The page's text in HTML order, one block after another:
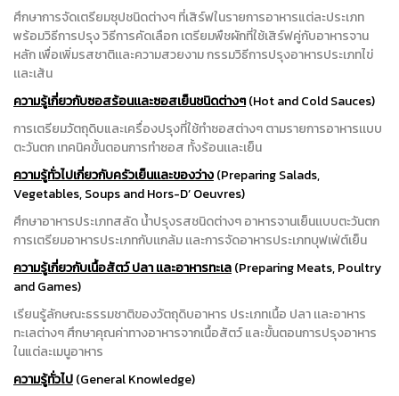
ศึกษาการจัดเตรียมซุปชนิดต่างๆ ที่เสิร์ฟในรายการอาหารแต่ละประเภท
พร้อมวิธีการปรุง วิธีการคัดเลือก เตรียมพืชผักที่ใช้เสิร์ฟคู่กับอาหารจาน
หลัก เพื่อเพิ่มรสชาติเเละความสวยงาม กรรมวิธีการปรุงอาหารประเภทไข่
เเละเส้น
ความรู้เกี่ยวกับซอสร้อนเเละซอสเย็นชนิดต่างๆ(Hot and Cold Sauces)
การเตรียมวัตถุดิบและเครื่องปรุงที่ใช้ทำซอสต่างๆ ตามรายการอาหารเเบบ
ตะวันตก เทคนิคขั้นตอนการทำซอส ทั้งร้อนเเละเย็น
ความรู้ทั่วไปเกี่ยวกับครัวเย็นเเละของว่าง(Preparing Salads,
Vegetables, Soups and Hors-D’ Oeuvres)
ศึกษาอาหารประเภทสลัด น้ำปรุงรสชนิดต่างๆ อาหารจานเย็นเเบบตะวันตก
การเตรียมอาหารประเภทกับเเกล้ม เเละการจัดอาหารประเภทบุฟเฟ่ต์เย็น
ความรู้เกี่ยวกับเนื้อสัตว์ปลาเเละอาหารทะเล(Preparing Meats, Poultry
and Games)
เรียนรู้ลักษณะธรรมชาติของวัตถุดิบอาหาร ประเภทเนื้อ ปลา เเละอาหาร
ทะเลต่างๆ ศึกษาคุณค่าทางอาหารจากเนื้อสัตว์ และขั้นตอนการปรุงอาหาร
ในแต่ละเมนูอาหาร
ความรู้ทั่วไป(General Knowledge)